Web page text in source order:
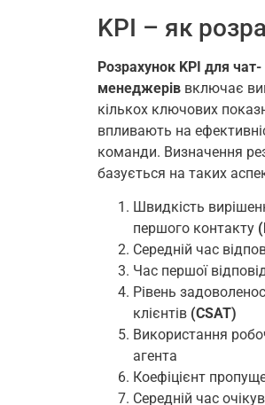
KPI – як
Розрахунок KPI для чат-
менеджерів включає
кількох ключових
впливають на
команди. Визначення
базується на таких
Швидкість
першого контакту
Середній час
Час першої
Рівень
клієнтів (CSAT)
Використання
агента
Коефіцієнт
Середній час